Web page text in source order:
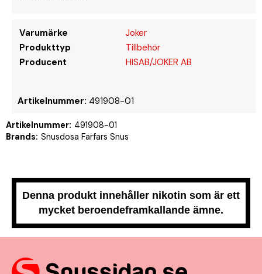
Varumärke
Joker
Produkttyp
Tillbehör
Producent
HISAB/JOKER AB
Artikelnummer: 491908-01
Artikelnummer: 491908-01
Brands: Snusdosa Farfars Snus
Denna produkt innehåller nikotin som är ett
mycket beroendeframkallande ämne.